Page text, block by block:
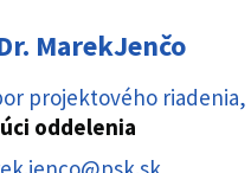
MarekJenčo
projektového riadenia,
oddelenia